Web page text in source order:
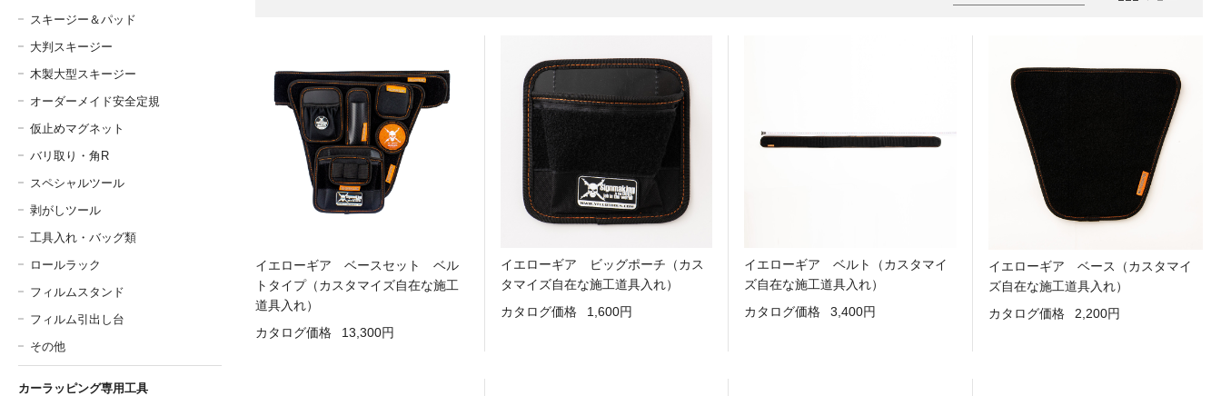
イエローギア ベースセット ベル
トタイプ（カスタマイズ自在な施工
道具入れ）
カタログ価格
13,300円
イエローギア ビッグポーチ（カス
タマイズ自在な施工道具入れ）
カタログ価格
1,600円
イエローギア ベルト（カスタマイ
ズ自在な施工道具入れ）
カタログ価格
3,400円
イエローギア ベース（カスタマイ
ズ自在な施工道具入れ）
カタログ価格
2,200円
スキージー＆パッド
大判スキージー
木製大型スキージー
オーダーメイド安全定規
仮止めマグネット
バリ取り・角R
スペシャルツール
剥がしツール
工具入れ・バッグ類
ロールラック
フィルムスタンド
フィルム引出し台
その他
カーラッピング専用工具